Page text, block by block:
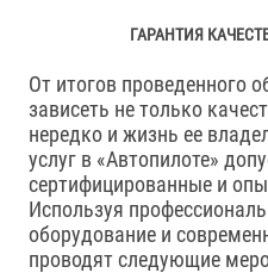
ГАРАНТИЯ
От итогов проведенного
зависеть не только
нередко и жизнь ее
услуг в «Автопилоте»
сертифицированные и
Используя
оборудование и
проводят следующие